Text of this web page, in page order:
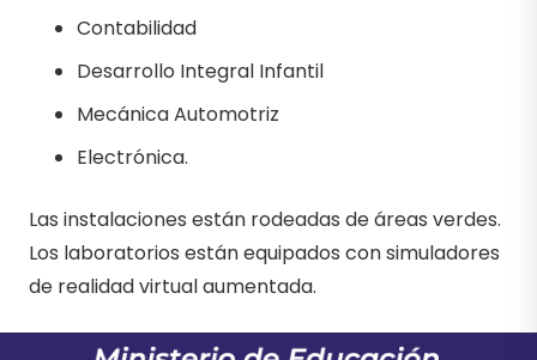
Contabilidad
Desarrollo Integral Infantil
Mecánica Automotriz
Electrónica.
Las instalaciones están rodeadas de áreas verdes.
Los laboratorios están equipados con simuladores
de realidad virtual aumentada.